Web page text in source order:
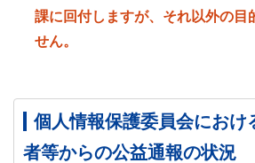
課に回付しますが、それ以外の目
せん。
個人情報保護委員会におけ
者等からの公益通報の状況